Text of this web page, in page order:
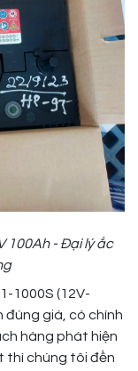
100Ah - Đại lý ắc
1000S (12V-
đúng giá, có chính
hàng phát hiện
thì chúng tôi đền